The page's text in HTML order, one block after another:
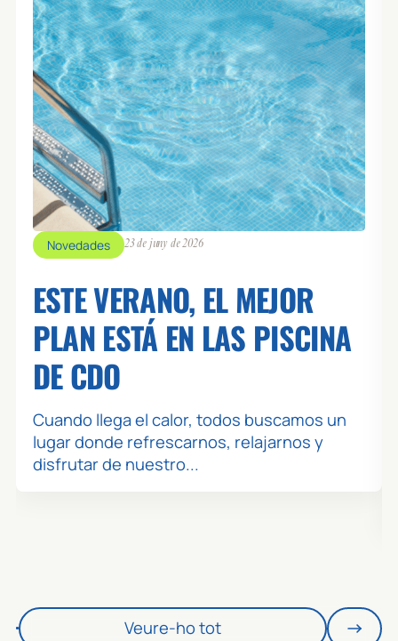
Novedades 23 de juny de 2026
ESTE VERANO, EL MEJOR
PLAN ESTÁ EN LAS PISCINA
DE CDO
Cuando llega el calor, todos buscamos un
lugar donde refrescarnos, relajarnos y
disfrutar de nuestro...
Veure-ho tot